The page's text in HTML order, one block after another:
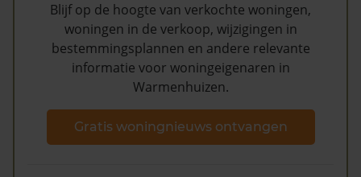
Blijf op de hoogte van verkochte woningen,
woningen in de verkoop, wijzigingen in
bestemmingsplannen en andere relevante
informatie voor woningeigenaren in
Warmenhuizen.
Gratis woningnieuws ontvangen